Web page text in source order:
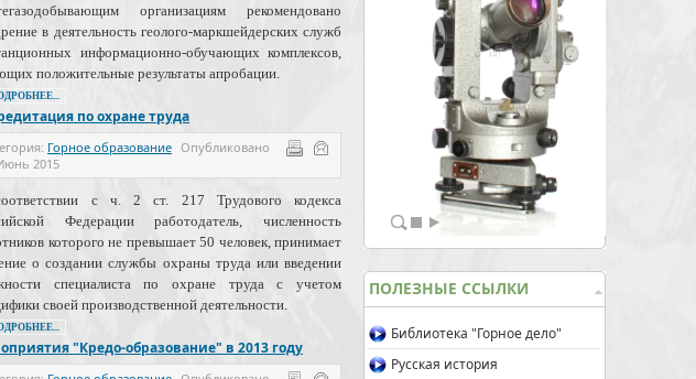
организациям рекомендовано
в деятельность геолого-маркшейдерских служб
информационно-обучающих комплексов,
положительные результаты апробации.
по охране труда
Горное образование Опубликовано
2015
с ч. 2 ст. 217 Трудового кодекса
Федерации работодатель, численность
которого не превышает 50 человек, принимает
о создании службы охраны труда или введении
специалиста по охране труда с учетом
своей производственной деятельности.
"Кредо-образование" в 2013 году
ПОЛЕЗНЫЕ ССЫЛКИ
Библиотека "Горное дело"
Русская история